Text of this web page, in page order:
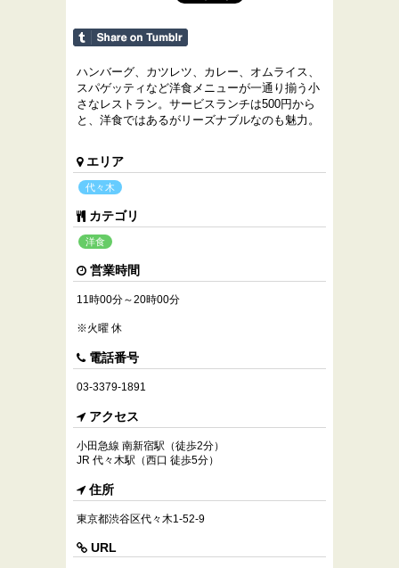
ハンバーグ、カツレツ、カレー、オムライス、
スパゲッティなど洋食メニューが一通り揃う小
さなレストラン。サービスランチは500円から
と、洋食ではあるがリーズナブルなのも魅力。
エリア
代々木
カテゴリ
洋食
営業時間
11時00分～20時00分
※火曜 休
電話番号
03-3379-1891
アクセス
小田急線 南新宿駅（徒歩2分）
JR 代々木駅（西口 徒歩5分）
住所
東京都渋谷区代々木1-52-9
URL